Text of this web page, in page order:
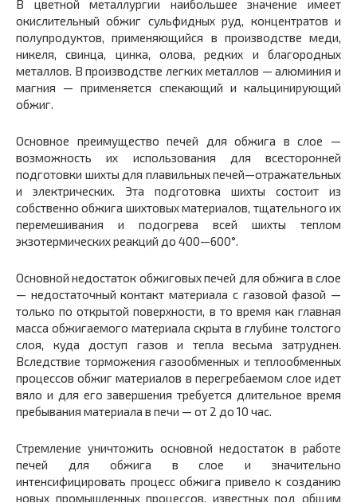
В цветной металлургии наибольшее значение имеет
окислительный обжиг сульфидных руд, концентратов и
полупродуктов, применяющийся в производстве меди,
никеля, свинца, цинка, олова, редких и благородных
металлов. В производстве легких металлов — алюминия и
магния — применяется спекающий и кальцинирующий
обжиг.
Основное преимущество печей для обжига в слое —
возможность их использования для всесторонней
подготовки шихты для плавильных печей—отражательных
и электрических. Эта подготовка шихты состоит из
собственно обжига шихтовых материалов, тщательного их
перемешивания и подогрева всей шихты теплом
экзотермических реакций до 400—600°.
Основной недостаток обжиговых печей для обжига в слое
— недостаточный контакт материала с газовой фазой —
только по открытой поверхности, в то время как главная
масса обжигаемого материала скрыта в глубине толстого
слоя, куда доступ газов и тепла весьма затруднен.
Вследствие торможения газообменных и теплообменных
процессов обжиг материалов в перегребаемом слое идет
вяло и для его завершения требуется длительное время
пребывания материала в печи — от 2 до 10 час.
Стремление уничтожить основной недостаток в работе
печей для обжига в слое и значительно
интенсифицировать процесс обжига привело к созданию
новых промышленных процессов, известных под общим